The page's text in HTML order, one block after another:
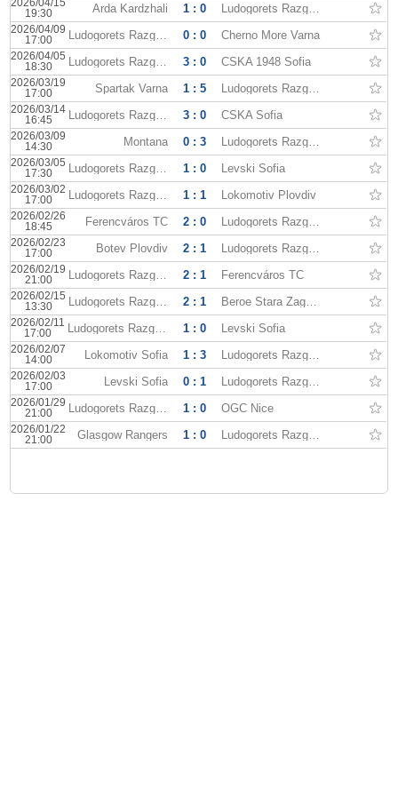
2026/04/15
19:30
Arda Kardzhali 1 : 0 Ludogorets Razgrad
2026/04/09
17:00
Ludogorets Razgrad 0 : 0 Cherno More Varna
2026/04/05
18:30
Ludogorets Razgrad 3 : 0 CSKA 1948 Sofia
2026/03/19
17:00
Spartak Varna 1 : 5 Ludogorets Razgrad
2026/03/14
16:45
Ludogorets Razgrad 3 : 0 CSKA Sofia
2026/03/09
14:30
Montana 0 : 3 Ludogorets Razgrad
2026/03/05
17:30
Ludogorets Razgrad 1 : 0 Levski Sofia
2026/03/02
17:00
Ludogorets Razgrad 1 : 1 Lokomotiv Plovdiv
2026/02/26
18:45
Ferencváros TC 2 : 0 Ludogorets Razgrad
2026/02/23
17:00
Botev Plovdiv 2 : 1 Ludogorets Razgrad
2026/02/19
21:00
Ludogorets Razgrad 2 : 1 Ferencváros TC
2026/02/15
13:30
Ludogorets Razgrad 2 : 1 Beroe Stara Zagora
2026/02/11
17:00
Ludogorets Razgrad 1 : 0 Levski Sofia
2026/02/07
14:00
Lokomotiv Sofia 1 : 3 Ludogorets Razgrad
2026/02/03
17:00
Levski Sofia 0 : 1 Ludogorets Razgrad
2026/01/29
21:00
Ludogorets Razgrad 1 : 0 OGC Nice
2026/01/22
21:00
Glasgow Rangers 1 : 0 Ludogorets Razgrad